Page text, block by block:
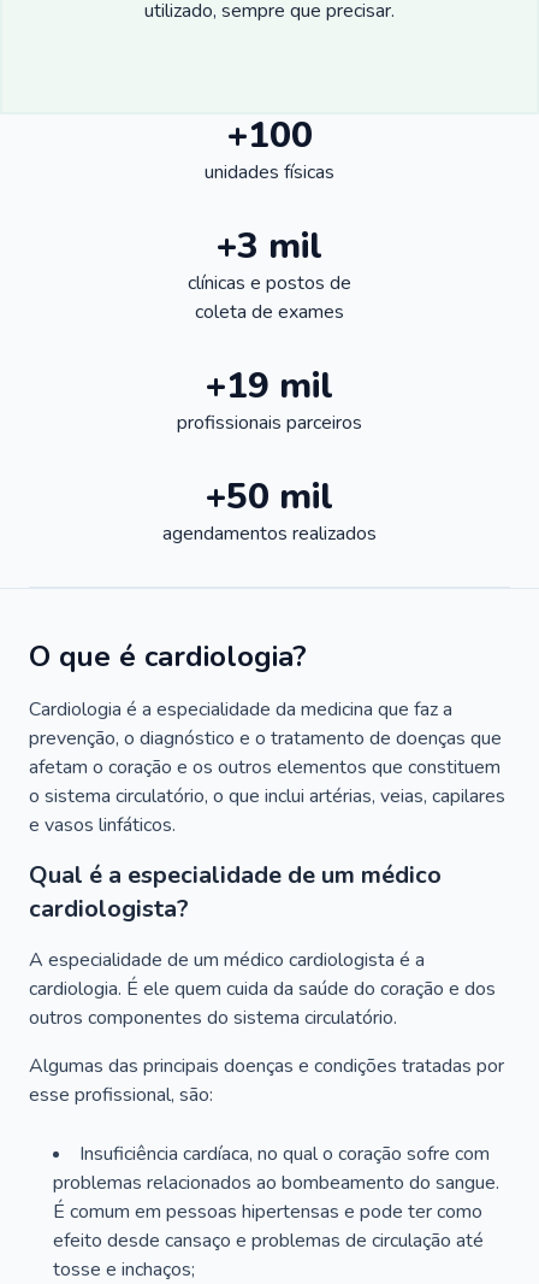
utilizado, sempre que precisar.
+100
unidades físicas
+3 mil
clínicas e postos de
coleta de exames
+19 mil
profissionais parceiros
+50 mil
agendamentos realizados
O que é cardiologia?
Cardiologia é a especialidade da medicina que faz a
prevenção, o diagnóstico e o tratamento de doenças que
afetam o coração e os outros elementos que constituem
o sistema circulatório, o que inclui artérias, veias, capilares
e vasos linfáticos.
Qual é a especialidade de um médico
cardiologista?
A especialidade de um médico cardiologista é a
cardiologia. É ele quem cuida da saúde do coração e dos
outros componentes do sistema circulatório.
Algumas das principais doenças e condições tratadas por
esse profissional, são:
Insuficiência cardíaca, no qual o coração sofre com
problemas relacionados ao bombeamento do sangue.
É comum em pessoas hipertensas e pode ter como
efeito desde cansaço e problemas de circulação até
tosse e inchaços;